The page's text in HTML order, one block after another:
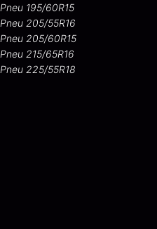
Pneu 195/60R15
Pneu 205/55R16
Pneu 205/60R15
Pneu 215/65R16
Pneu 225/55R18